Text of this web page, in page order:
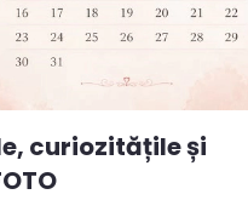
curiozitățile și